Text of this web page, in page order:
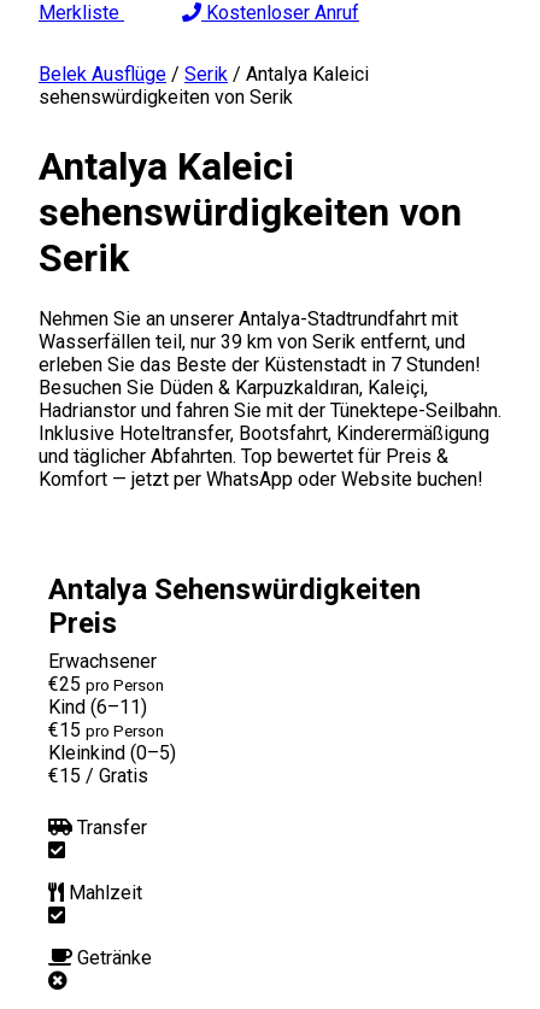
Merkliste
Kostenloser Anruf
Belek Ausflüge / Serik / Antalya Kaleici
sehenswürdigkeiten von Serik
Antalya Kaleici
sehenswürdigkeiten von
Serik
Nehmen Sie an unserer Antalya-Stadtrundfahrt mit
Wasserfällen teil, nur 39 km von Serik entfernt, und
erleben Sie das Beste der Küstenstadt in 7 Stunden!
Besuchen Sie Düden & Karpuzkaldıran, Kaleiçi,
Hadrianstor und fahren Sie mit der Tünektepe-Seilbahn.
Inklusive Hoteltransfer, Bootsfahrt, Kinderermäßigung
und täglicher Abfahrten. Top bewertet für Preis &
Komfort — jetzt per WhatsApp oder Website buchen!
Antalya Sehenswürdigkeiten
Preis
Erwachsener
€25 pro Person
Kind (6–11)
€15 pro Person
Kleinkind (0–5)
€15 / Gratis
Transfer
Mahlzeit
Getränke